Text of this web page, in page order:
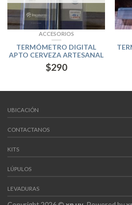
ACCESORIOS
TERMÓMETRO DIGITAL
APTO CERVEZA ARTESANAL
$290
UBICACIÓN
CONTACTANOS
KITS
LÚPULOS
LEVADURAS